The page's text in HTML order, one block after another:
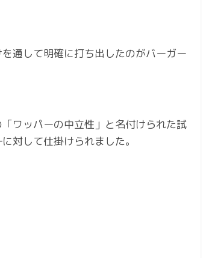
通して明確に打ち出したのがバーガー
ワッパーの中立性」と名付けられた試
対して仕掛けられました。